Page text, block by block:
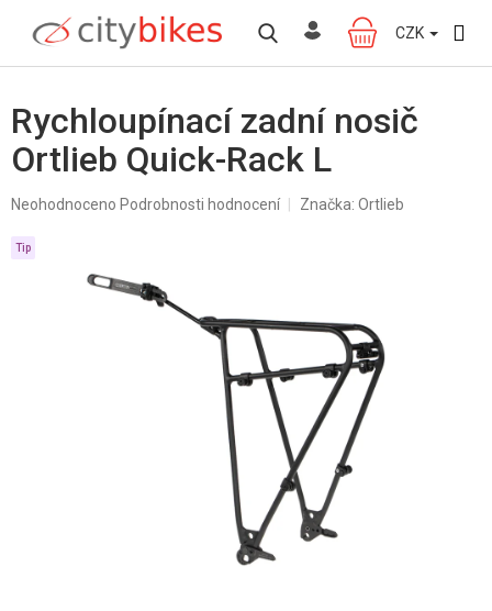
obsah
NÁKUPNÍ
KOŠÍK
CZK
Rychloupínací zadní nosič
Ortlieb Quick-Rack L
Průměrné
produktu
Neohodnoceno Podrobnosti hodnocení Značka: Ortlieb
Tip